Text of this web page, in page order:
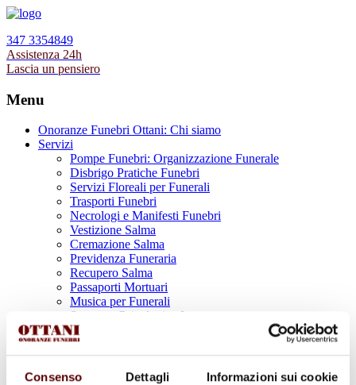
Consenso Dettagli Informazioni sui cookie
347 3354849
Assistenza 24h
Lascia un pensiero
Menu
Onoranze Funebri Ottani: Chi siamo
Servizi
Pompe Funebri: Organizzazione Funerale
Disbrigo Pratiche Funebri
Servizi Floreali per Funerali
Trasporti Funebri
Necrologi e Manifesti Funebri
Vestizione Salma
Cremazione Salma
Previdenza Funeraria
Recupero Salma
Passaporti Mortuari
Musica per Funerali
Supporto Psicologico Lutto
Prodotti Funerari
Lapidi, Lastre tombali e Monumenti Funerari
Urne Cinerarie
Allestimento Funebre